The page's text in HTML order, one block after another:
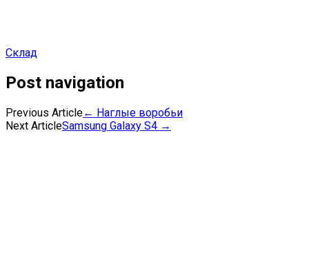
Склад
Post navigation
Previous Article← Наглые воробьи
Next ArticleSamsung Galaxy S4 →